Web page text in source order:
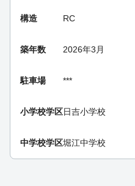
構造 RC
築年数 2026年3月
駐車場 ***
小学校学区日吉小学校
中学校学区堀江中学校